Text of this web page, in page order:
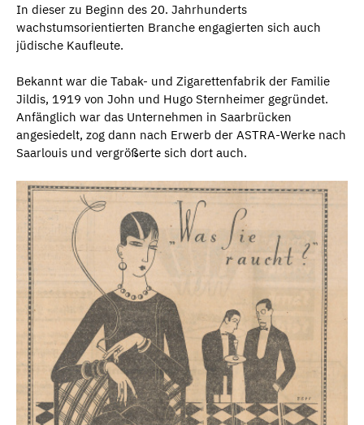
In dieser zu Beginn des 20. Jahrhunderts
wachstumsorientierten Branche engagierten sich auch
jüdische Kaufleute.
Bekannt war die Tabak- und Zigarettenfabrik der Familie
Jildis, 1919 von John und Hugo Sternheimer gegründet.
Anfänglich war das Unternehmen in Saarbrücken
angesiedelt, zog dann nach Erwerb der ASTRA-Werke nach
Saarlouis und vergrößerte sich dort auch.